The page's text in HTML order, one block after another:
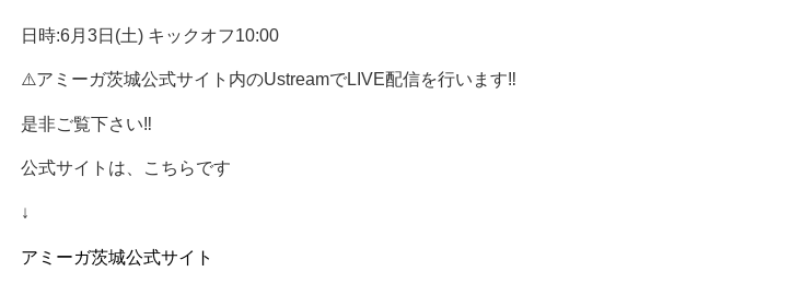
日時:6月3日(土) キックオフ10:00
⚠️アミーガ茨城公式サイト内のUstreamでLIVE配信を行います‼️
是非ご覧下さい‼️
公式サイトは、こちらです
↓
アミーガ茨城公式サイト